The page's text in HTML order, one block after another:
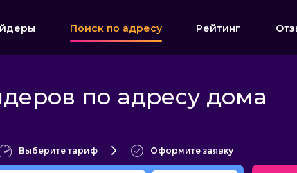
Поиск по адресу Рейтинг
по адресу дома
Выберите тариф Оформите заявку